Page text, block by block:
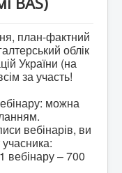
PROF
Облікових
для НПО.
облік,
для НПО "
план-фактний
облік
України (на
за участь!
можна
вебінарів, ви
вебінару – 700